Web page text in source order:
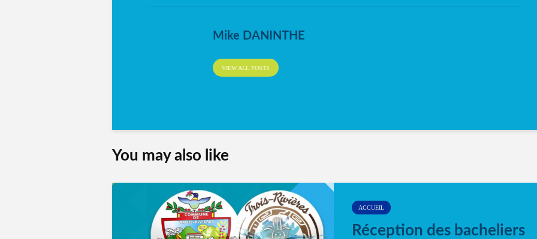
Mike DANINTHE
VIEW ALL POSTS
You may also like
ACCUEIL
Réception des bacheliers